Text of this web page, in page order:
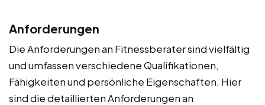
Anforderungen
Die Anforderungen an Fitnessberater sind vielfältig
und umfassen verschiedene Qualifikationen,
Fähigkeiten und persönliche Eigenschaften. Hier
sind die detaillierten Anforderungen an